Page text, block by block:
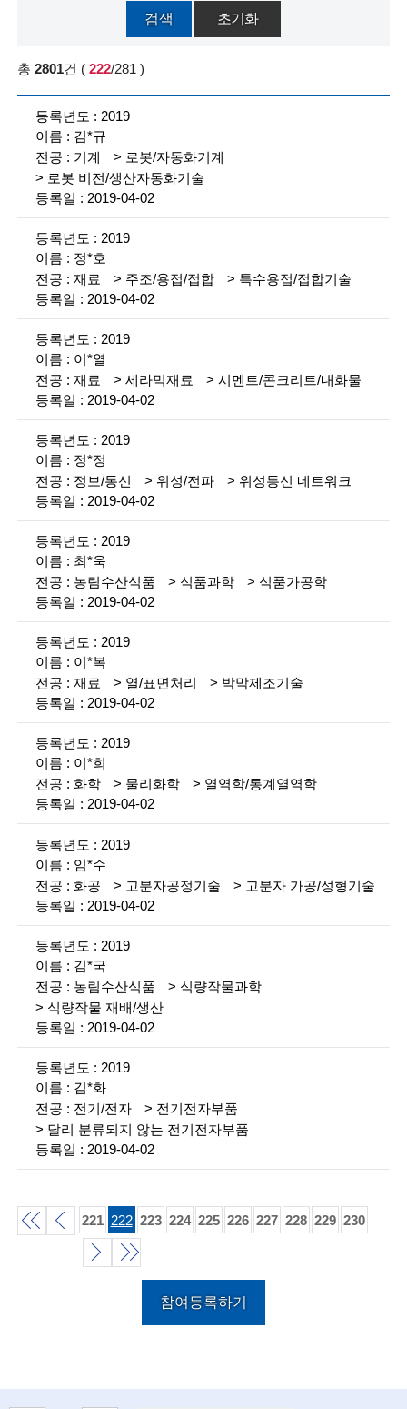
r
e
d
c
i
e
t
i
s
t
s
a
n
d
e
g
i
e
e
r
s
f
o
r
a
d
a
n
c
m
e
t
o
f
검색 초기화
총 2801건 ( 222/281 )
설
2019
김*규
기계
로봇/자동화기계
로봇 비전/생산자동화기술
2019-04-02
2019
정*호
재료
주조/용접/접합
특수용접/접합기술
2019-04-02
2019
이*열
재료
세라믹재료
시멘트/콘크리트/내화물
2019-04-02
2019
정*정
정보/통신
위성/전파
위성통신 네트워크
2019-04-02
2019
최*욱
농림수산식품
식품과학
식품가공학
2019-04-02
2019
이*복
재료
열/표면처리
박막제조기술
2019-04-02
2019
이*희
화학
물리화학
열역학/통계열역학
2019-04-02
2019
임*수
화공
고분자공정기술
고분자 가공/성형기술
2019-04-02
2019
김*국
농림수산식품
식량작물과학
식량작물 재배/생산
2019-04-02
2019
김*화
전기/전자
전기전자부품
달리 분류되지 않는 전기전자부품
2019-04-02
221 222 223 224 225 226 227 228 229 230
참여등록하기